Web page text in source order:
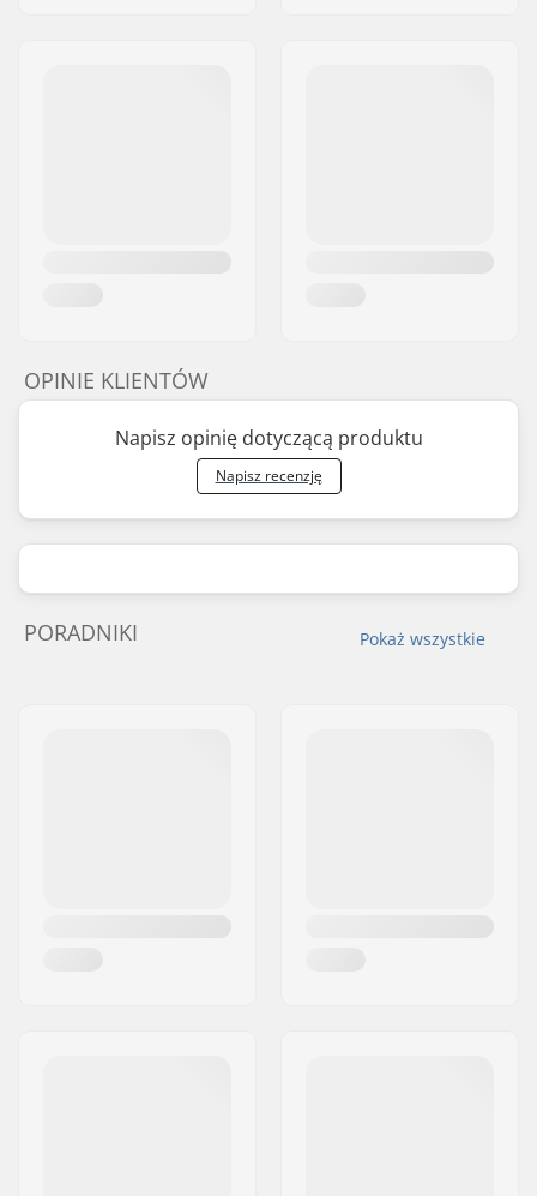
OPINIE KLIENTÓW
Napisz opinię dotyczącą produktu
Napisz recenzję
Pokaż wszystkie
PORADNIKI